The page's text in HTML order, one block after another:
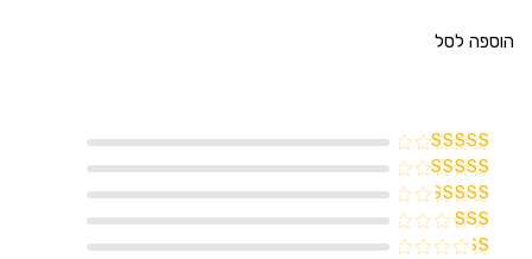
הוספה לסל
דורג5מתוך
5דורג4
מתוך 5
דורג3
מתוך 5
דורג